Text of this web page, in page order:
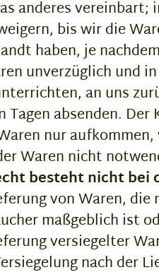
anderes vereinbart;
bis wir die
haben, je
unverzüglich und
an uns
Tagen absenden.
nur
Waren nicht
besteht nicht bei
von Waren,
maßgeblich ist
versiegelter
nach der